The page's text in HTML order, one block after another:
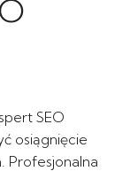
SEO
osiągnięcie
Profesjonalna